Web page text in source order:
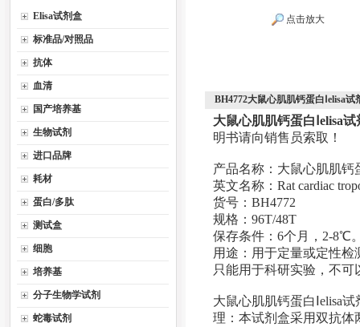
Elisa试剂盒
标准品/对照品
抗体
血清
国产培养基
生物试剂
进口品牌
耗材
蛋白/多肽
测试盒
细胞
培养基
分子生物学试剂
蛇毒试剂
点击放大
BH4772大鼠心肌肌钙蛋白Ⅰelisa
大鼠心肌肌钙蛋白Ⅰelisa试
明书请向销售员索取！
产品名称：大鼠心肌肌钙
英文名称：Rat cardiac
货号：BH4772
规格：96T/48T
保存条件：6个月，2-8℃
用途：用于定量或定性
只能用于科研实验，不可
大鼠心肌肌钙蛋白Ⅰelisa
理：本试剂盒采用双抗